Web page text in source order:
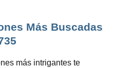
Más Buscadas
más intrigantes te